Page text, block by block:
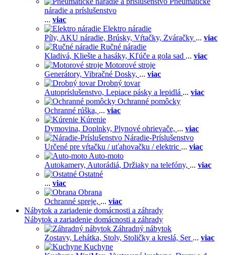
náradie a príslušenstvo
... viac
Elektro náradie
Píly, AKU náradie, Brúsky, Vŕtačky, Zváračky ... viac
Ručné náradie
Kladivá, Kliešte a hasáky, Kľúče a gola sad ... viac
Motorové stroje
Generátory, Vibračné Dosky, ... viac
Drobný tovar
Autopríslušenstvo, Lepiace pásky a lepidlá ... viac
Ochranné pomôcky
Ochranné rúška, ... viac
Kúrenie
Dymovina, Doplnky, Plynové ohrievače, ... viac
Náradie-Príslušenstvo
Určené pre vŕtačku / uťahovačku / elektric ... viac
Auto-moto
Autokamery, Autorádiá, Držiaky na telefóny, ... viac
Ostatné
... viac
Obrana
Ochranné spreje, ... viac
Nábytok a zariadenie domácnosti a záhrady
Nábytok a zariadenie domácnosti a záhrady
Záhradný nábytok
Zostavy, Lehátka, Stoly, Stoličky a kreslá, Ser ... viac
Kuchyne